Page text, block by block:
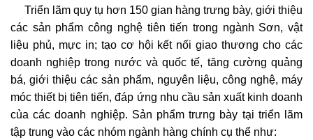
Triển lãm quy tụ hơn 150 gian hàng trưng bày, giới thiệu
các sản phẩm công nghệ tiên tiến trong ngành Sơn, vật
liệu phủ, mực in; tạo cơ hội kết nối giao thương cho các
doanh nghiệp trong nước và quốc tế, tăng cường quảng
bá, giới thiệu các sản phẩm, nguyên liệu, công nghệ, máy
móc thiết bị tiên tiến, đáp ứng nhu cầu sản xuất kinh doanh
của các doanh nghiệp. Sản phẩm trưng bày tại triển lãm
tập trung vào các nhóm ngành hàng chính cụ thể như: